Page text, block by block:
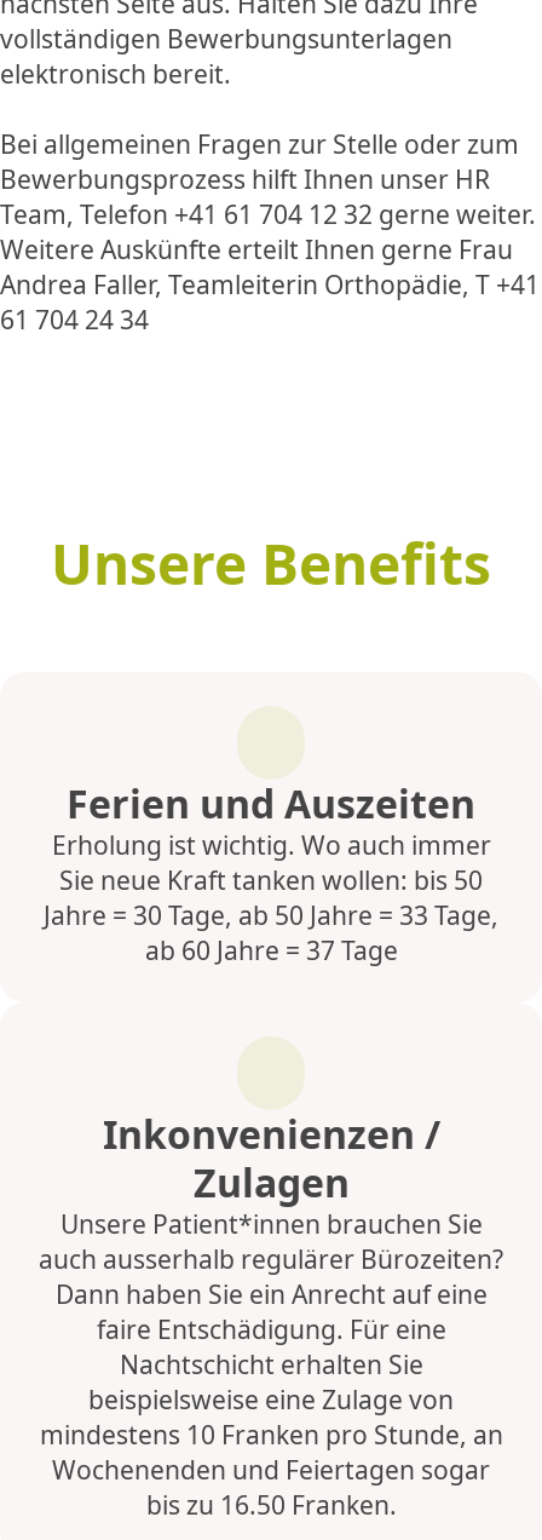
vollständigen Bewerbungsunterlagen
elektronisch bereit.
Bei allgemeinen Fragen zur Stelle oder zum
Bewerbungsprozess hilft Ihnen unser HR
Team, Telefon +41 61 704 12 32 gerne weiter.
Weitere Auskünfte erteilt Ihnen gerne Frau
Andrea Faller, Teamleiterin Orthopädie, T +41
61 704 24 34
Unsere Benefits
Ferien und Auszeiten
Erholung ist wichtig. Wo auch immer
Sie neue Kraft tanken wollen: bis 50
Jahre = 30 Tage, ab 50 Jahre = 33 Tage,
ab 60 Jahre = 37 Tage
Inkonvenienzen /
Zulagen
Unsere Patient*innen brauchen Sie
auch ausserhalb regulärer Bürozeiten?
Dann haben Sie ein Anrecht auf eine
faire Entschädigung. Für eine
Nachtschicht erhalten Sie
beispielsweise eine Zulage von
mindestens 10 Franken pro Stunde, an
Wochenenden und Feiertagen sogar
bis zu 16.50 Franken.